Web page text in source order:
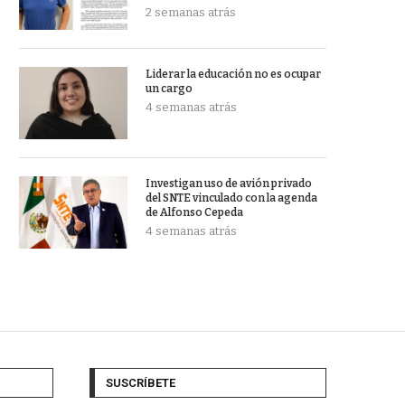
2 semanas atrás
Liderar la educación no es ocupar
un cargo
4 semanas atrás
Investigan uso de avión privado
del SNTE vinculado con la agenda
de Alfonso Cepeda
4 semanas atrás
SUSCRÍBETE